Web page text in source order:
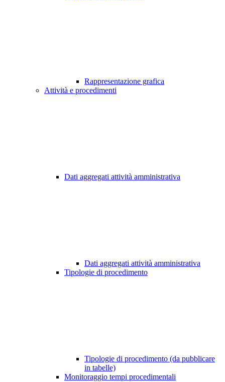
Rappresentazione grafica
Attività e procedimenti
Dati aggregati attività amministrativa
Dati aggregati attività amministrativa
Tipologie di procedimento
Tipologie di procedimento (da pubblicare
in tabelle)
Monitoraggio tempi procedimentali